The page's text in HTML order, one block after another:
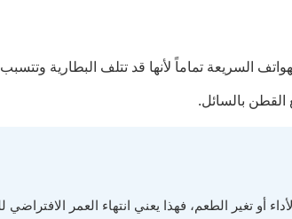
بالسائل.
تغير الطعم، فهذا يعني انتهاء العمر